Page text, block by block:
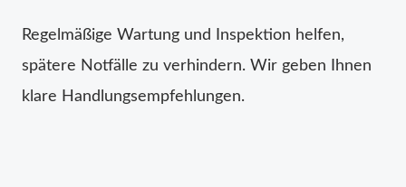
Regelmäßige Wartung und Inspektion helfen,
spätere Notfälle zu verhindern. Wir geben Ihnen
klare Handlungsempfehlungen.